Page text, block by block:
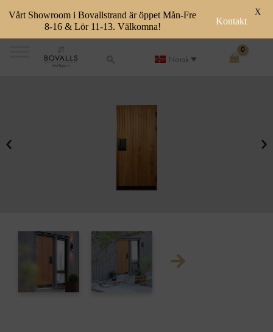
Norsk
Vårt Showroom i Bovallstrand är öppet Mån-Fre
8-16 & Lör 11-13. Välkomna!
Kontakt
X